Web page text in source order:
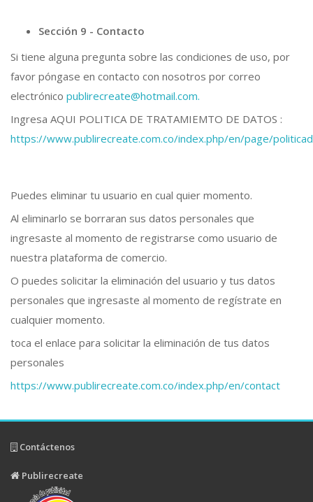
Sección 9 - Contacto
Si tiene alguna pregunta sobre las condiciones de uso, por
favor póngase en contacto con nosotros por correo
electrónico publirecreate@hotmail.com.
Ingresa AQUI POLITICA DE TRATAMIEMTO DE DATOS :
https://www.publirecreate.com.co/index.php/en/page/
Puedes eliminar tu usuario en cual quier momento.
Al eliminarlo se borraran sus datos personales que
ingresaste al momento de registrarse como usuario de
nuestra plataforma de comercio.
O puedes solicitar la eliminación del usuario y tus datos
personales que ingresaste al momento de regístrate en
cualquier momento.
toca el enlace para solicitar la eliminación de tus datos
personales
https://www.publirecreate.com.co/index.php/en/contact
Contáctenos
Publirecreate